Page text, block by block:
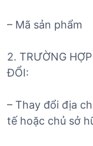
– Mã sản phẩm
2. TRƯỜNG
ĐỔI:
– Thay đổi địa
tế hoặc chủ sở